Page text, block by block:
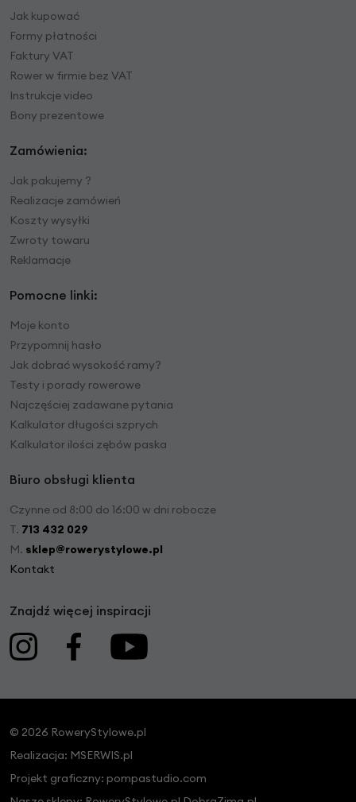
Jak kupować
Formy płatności
Faktury VAT
Rower w firmie bez VAT
Instrukcje video
Bony prezentowe
Zamówienia:
Jak pakujemy ?
Realizacje zamówień
Koszty wysyłki
Zwroty towaru
Reklamacje
Pomocne linki:
Moje konto
Przypomnij hasło
Jak dobrać wysokość ramy?
Testy i porady rowerowe
Najczęściej zadawane pytania
Kalkulator długości szprych
Kalkulator ilości zębów paska
Biuro obsługi klienta
Czynne od 8:00 do 16:00 w dni robocze
T. 713 432 029
M. sklep@rowerystylowe.pl
Kontakt
Znajdź więcej inspiracji
© 2026 RoweryStylowe.pl
Realizacja: MSERWIS.pl
Projekt graficzny: pompastudio.com